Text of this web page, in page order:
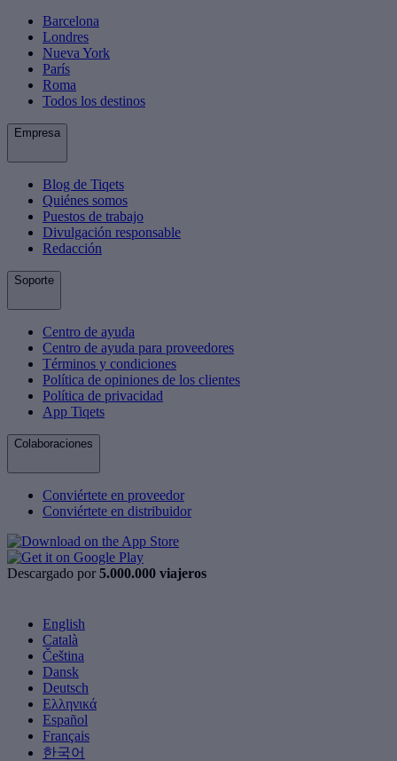
Barcelona
Londres
Nueva York
París
Roma
Todos los destinos
Empresa
Blog de Tiqets
Quiénes somos
Puestos de trabajo
Divulgación responsable
Redacción
Soporte
Centro de ayuda
Centro de ayuda para proveedores
Términos y condiciones
Política de opiniones de los clientes
Política de privacidad
App Tiqets
Colaboraciones
Conviértete en proveedor
Conviértete en distribuidor
Descargado por 5.000.000 viajeros
English
Català
Čeština
Dansk
Deutsch
Ελληνικά
Español
Français
한국어